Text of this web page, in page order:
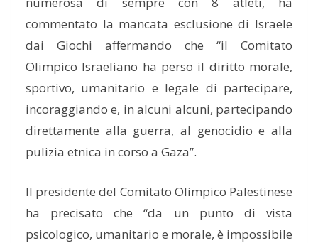
commentato la mancata esclusione di Israele
dai Giochi affermando che “il Comitato
Olimpico Israeliano ha perso il diritto morale,
sportivo, umanitario e legale di partecipare,
incoraggiando e, in alcuni alcuni, partecipando
direttamente alla guerra, al genocidio e alla
pulizia etnica in corso a Gaza”.
Il presidente del Comitato Olimpico Palestinese
ha precisato che “da un punto di vista
psicologico, umanitario e morale, è impossibile